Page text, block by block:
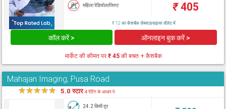
महिला रेडियोलाजिस्ट ₹405
₹ 12 का कैशबैक लैब्सएडवाइजर वॉलेट में
कॉल करें > ऑनलाइन बुक करें >
मार्केट की कीमत पर₹ 45 की बचत + कैशबैक
Mahajan Imaging, Pusa Road
★★★★★ 5.0 स्टार4 रेटिंग के आधार पे
24.2 किमी दूर